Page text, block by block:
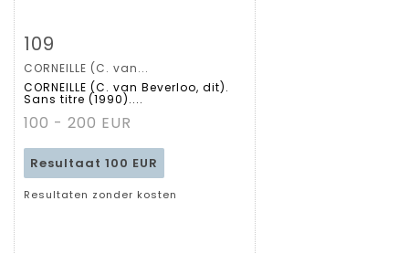
Gedetailleerde
fiche
109
CORNEILLE (C. van...
CORNEILLE (C. van Beverloo, dit).
Sans titre (1990)....
100 - 200 EUR
Resultaat 100 EUR
Resultaten zonder kosten